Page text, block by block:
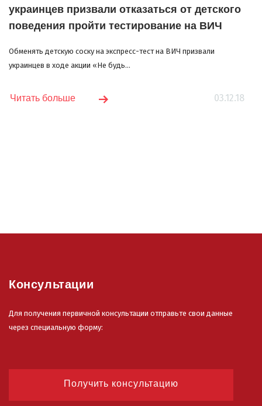
украинцев призвали отказаться от детского
поведения пройти тестирование на ВИЧ
Обменять детскую соску на экспресс-тест на ВИЧ призвали
украинцев в ходе акции «Не будь...
03.12.18
Читать больше
Консультации
Для получения первичной консультации отправьте свои данные
через специальную форму:
Получить консультацию